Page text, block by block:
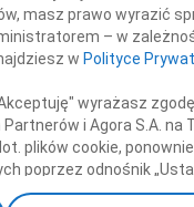
Rodzinom
wyrazy głębokiego
z powodu śmierci Matki i
masz prawo wyrazić
– w
w Polityce
wyrażasz
Partnerów i Agora S.A.
plików cookie,
poprzez odnośnik
Zmiana